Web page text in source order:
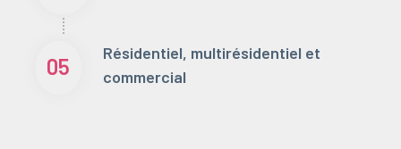
05
Résidentiel, multirésidentiel et
commercial